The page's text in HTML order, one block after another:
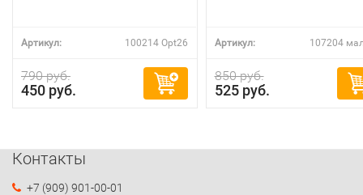
Артикул: 100214 Opt26
790 руб.
450 руб.
Артикул: 107204
850 руб.
525 руб.
Контакты
+7 (909) 901-00-01